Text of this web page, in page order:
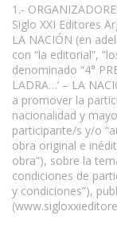
1.-
Siglo XXI Editores
LA NACIÓN (en
con “la editorial”,
denominado “4°
LADRA…’ – LA
a promover la
nacionalidad y
participante/s y/o
obra original e
obra”), sobre la
condiciones de
y condiciones”),